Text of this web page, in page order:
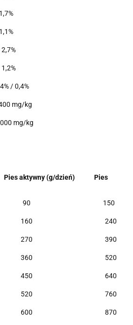
0,4%
mg/kg
mg/kg
aktywny (g/dzień) Pies
150
240
390
520
640
760
870